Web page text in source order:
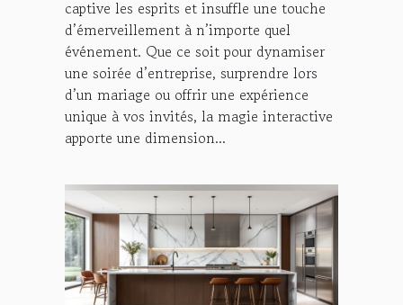
captive les esprits et insuffle une touche
d’émerveillement à n’importe quel
événement. Que ce soit pour dynamiser
une soirée d’entreprise, surprendre lors
d’un mariage ou offrir une expérience
unique à vos invités, la magie interactive
apporte une dimension...